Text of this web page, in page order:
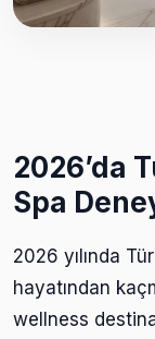
2026’da
Spa
2026 yılında
hayatından
wellness